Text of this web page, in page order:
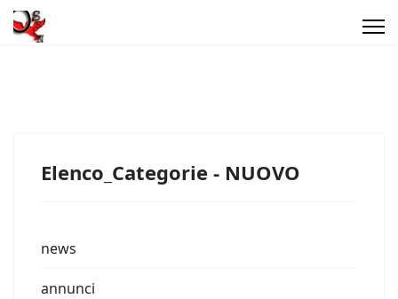
Elenco_Categorie - NUOVO
news
annunci